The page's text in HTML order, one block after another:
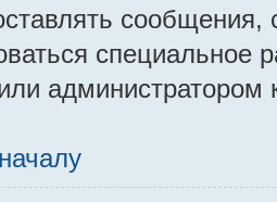
сообщения,
специальное
администратором